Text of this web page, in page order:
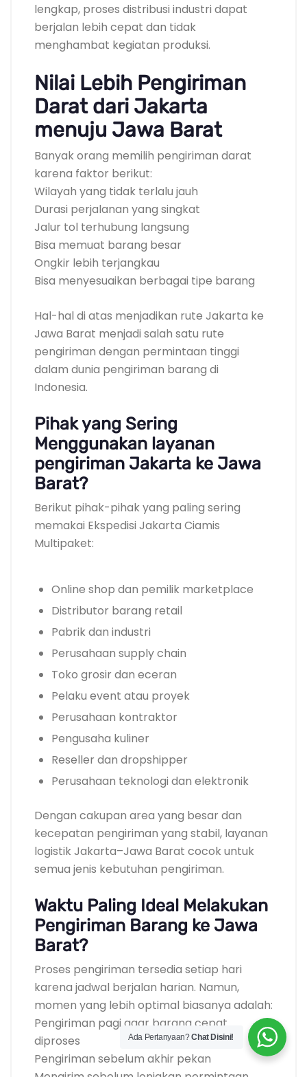
lengkap, proses distribusi industri dapat
berjalan lebih cepat dan tidak
menghambat kegiatan produksi.
Nilai Lebih Pengiriman
Darat dari Jakarta
menuju Jawa Barat
Banyak orang memilih pengiriman darat
karena faktor berikut:
Wilayah yang tidak terlalu jauh
Durasi perjalanan yang singkat
Jalur tol terhubung langsung
Bisa memuat barang besar
Ongkir lebih terjangkau
Bisa menyesuaikan berbagai tipe barang
Hal-hal di atas menjadikan rute Jakarta ke
Jawa Barat menjadi salah satu rute
pengiriman dengan permintaan tinggi
dalam dunia pengiriman barang di
Indonesia.
Pihak yang Sering
Menggunakan layanan
pengiriman Jakarta ke Jawa
Barat?
Berikut pihak-pihak yang paling sering
memakai Ekspedisi Jakarta Ciamis
Multipaket:
Online shop dan pemilik marketplace
Distributor barang retail
Pabrik dan industri
Perusahaan supply chain
Toko grosir dan eceran
Pelaku event atau proyek
Perusahaan kontraktor
Pengusaha kuliner
Reseller dan dropshipper
Perusahaan teknologi dan elektronik
Dengan cakupan area yang besar dan
kecepatan pengiriman yang stabil, layanan
logistik Jakarta–Jawa Barat cocok untuk
semua jenis kebutuhan pengiriman.
Waktu Paling Ideal Melakukan
Pengiriman Barang ke Jawa
Barat?
Proses pengiriman tersedia setiap hari
karena jadwal berjalan harian. Namun,
momen yang lebih optimal biasanya adalah:
Pengiriman pagi agar barang cepat
diproses
Pengiriman sebelum akhir pekan
Ada Pertanyaan?Chat Disini!